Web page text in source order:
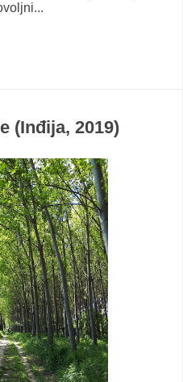
(Inđija, 2019)